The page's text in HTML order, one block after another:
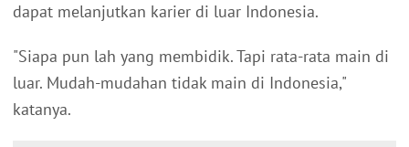
dapat melanjutkan karier di luar Indonesia.
"Siapa pun lah yang membidik. Tapi rata-rata main di
luar. Mudah-mudahan tidak main di Indonesia,"
katanya.